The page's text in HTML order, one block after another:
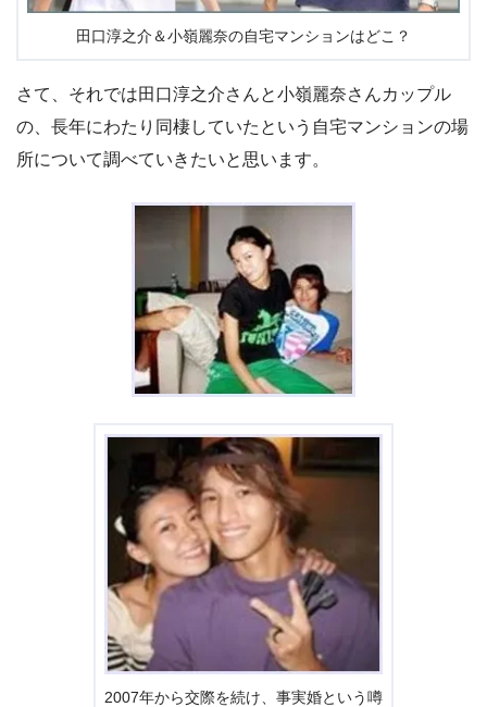
田口淳之介＆小嶺麗奈の自宅マンションはどこ？
さて、それでは田口淳之介さんと小嶺麗奈さんカップル
の、長年にわたり同棲していたという自宅マンションの場
所について調べていきたいと思います。
2007年から交際を続け、事実婚という噂